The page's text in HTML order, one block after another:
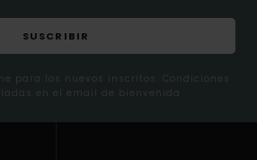
SUSCRIBIR
para los nuevos inscritos. Condiciones
en el email de bienvenida